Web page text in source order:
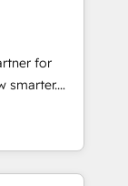
smart
•
Website
SAP,
Custom
for
smarter.
and